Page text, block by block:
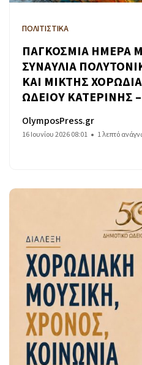
ΠΟΛΙΤΙΣΤΙΚΑ
ΠΑΓΚΟΣΜΙΑ ΗΜΕΡΑ
ΣΥΝΑΥΛΙΑ
ΚΑΙ ΜΙΚΤΗΣ
ΩΔΕΙΟΥ ΚΑΤΕΡΙΝΗΣ
OlymposPress.gr
16 Ιουνίου 2026 08:01 1 λεπτό